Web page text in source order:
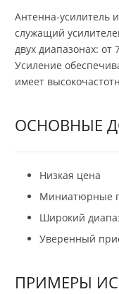
Антенна-усилитель
служащий
двух диапазонах: от
Усиление
имеет
ОСНОВНЫЕ
Низкая цена
Миниатюрные
Широкий
Уверенный
ПРИМЕРЫ